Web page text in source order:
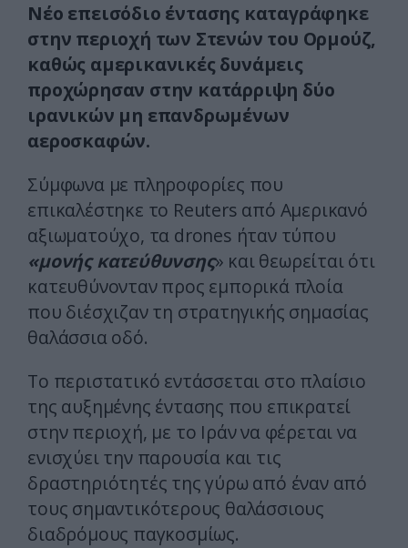
Νέο επεισόδιο έντασης καταγράφηκε
στην περιοχή των Στενών του Ορμούζ,
καθώς αμερικανικές δυνάμεις
προχώρησαν στην κατάρριψη δύο
ιρανικών μη επανδρωμένων
αεροσκαφών.
Σύμφωνα με πληροφορίες που
επικαλέστηκε το Reuters από Αμερικανό
αξιωματούχο, τα drones ήταν τύπου
«μονής κατεύθυνσης» και θεωρείται ότι
κατευθύνονταν προς εμπορικά πλοία
που διέσχιζαν τη στρατηγικής σημασίας
θαλάσσια οδό.
Το περιστατικό εντάσσεται στο πλαίσιο
της αυξημένης έντασης που επικρατεί
στην περιοχή, με το Ιράν να φέρεται να
ενισχύει την παρουσία και τις
δραστηριότητές της γύρω από έναν από
τους σημαντικότερους θαλάσσιους
διαδρόμους παγκοσμίως.